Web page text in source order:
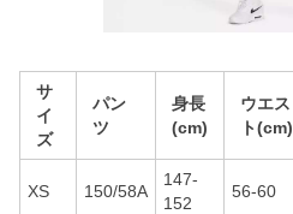
サ
イ
ズ
パン
ツ
身長
(cm)
ウエス
ト(cm)
XS 150/58A
147-
152
56-60